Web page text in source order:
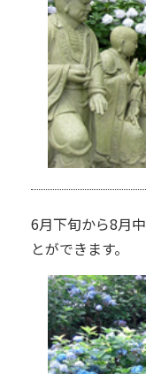
6月下旬から8月
とができます。